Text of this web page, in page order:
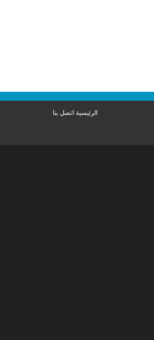
الرئيسية اتصل بنا